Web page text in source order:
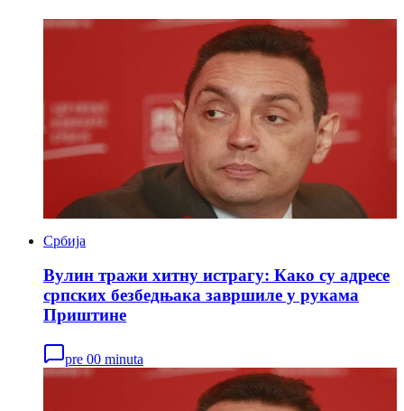
Србија
Вулин тражи хитну истрагу: Како су адресе
српских безбедњака завршиле у рукама
Приштине
pre 00 minuta